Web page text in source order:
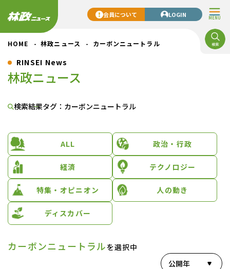
MENU
会員について LOGIN
HOME 林政ニュース カーボンニュートラル
RINSEI News
林政ニュース
検索結果タグ：カーボンニュートラル
ALL 政治・行政
経済 テクノロジー
特集・オピニオン 人の動き
ディスカバー
カーボンニュートラル を選択中
公開年